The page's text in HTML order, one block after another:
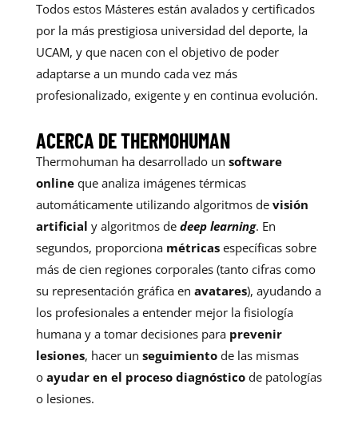
Todos estos Másteres están avalados y certificados
por la más prestigiosa universidad del deporte, la
UCAM, y que nacen con el objetivo de poder
adaptarse a un mundo cada vez más
profesionalizado, exigente y en continua evolución.
ACERCA DE THERMOHUMAN
Thermohuman ha desarrollado un software
onlineque analiza imágenes térmicas
automáticamente utilizando algoritmos de visión
artificial y algoritmos de deep learning. En
segundos, proporciona métricasespecíficas sobre
más de cien regiones corporales (tanto cifras como
su representación gráfica en avatares), ayudando a
los profesionales a entender mejor la fisiología
humana y a tomar decisiones para prevenir
lesiones, hacer un seguimientode las mismas
o ayudar en el proceso diagnósticode patologías
o lesiones.